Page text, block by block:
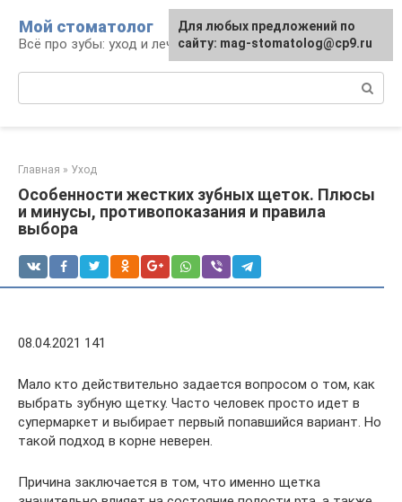
контенту
Мой стоматолог
Всё про зубы: уход и лечение
Главная » Уход
Особенности жестких зубных щеток. Плюсы
и минусы, противопоказания и правила
выбора
08.04.2021 141
Мало кто действительно задается вопросом о том, как
выбрать зубную щетку. Часто человек просто идет в
супермаркет и выбирает первый попавшийся вариант. Но
такой подход в корне неверен.
Причина заключается в том, что именно щетка
Для любых предложений по
сайту: mag-stomatolog@cp9.ru